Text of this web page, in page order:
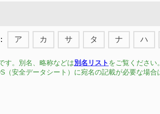
ア カ サ タ ナ ハ
す。別名、略称などは別名リストをご覧ください。
（安全データシート）に宛名の記載が必要な場合